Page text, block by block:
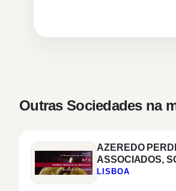
Outras Sociedades na
AZEREDO
ASSOCIADOS,
DE
LISBOA